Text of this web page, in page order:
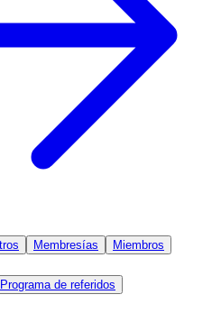
Membresías
Miembros
Programa de referidos